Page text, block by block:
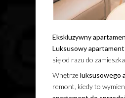
Ekskluzywny
Luksusowy apartament
się od razu do
Wnętrze luksusowego
remont, kiedy to